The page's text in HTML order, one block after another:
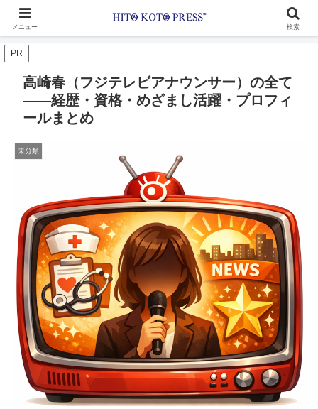
PR
高崎春（フジテレビアナウンサー）の全て
——経歴・資格・めざまし活躍・プロフィ
ールまとめ
未分類
メニュー 検索